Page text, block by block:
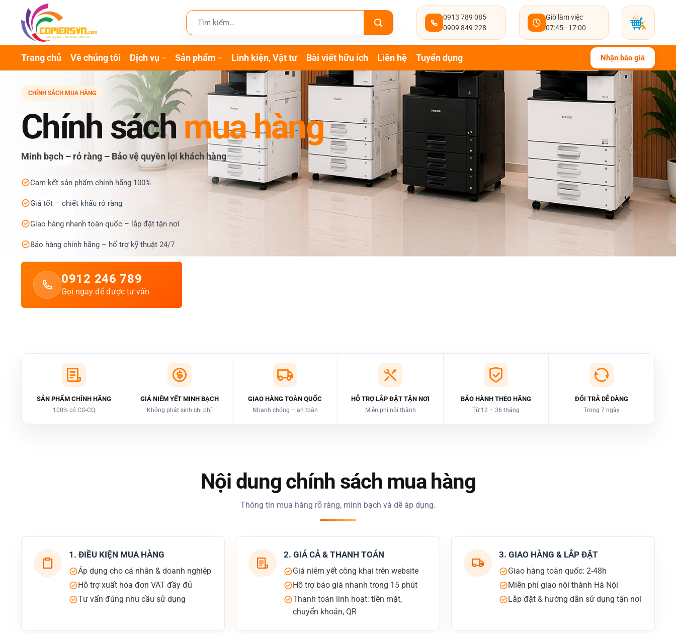
dung
Tìm
kiếm:
0913 789 085
0909 849 228
Giờ làm việc
07:45 - 17:00
Trang chủ Về chúng tôi Dịch vụ Sản phẩm Linh kiện, Vật tư Bài viết hữu ích Liên hệ Tuyển dụng Nhận báo giá
CHÍNH SÁCH MUA HÀNG
Chính sáchmua hàng
Minh bạch – rỏ ràng – Bảo vệ quyền lợi khách hàng
Cam kết sản phẩm chính hãng 100%
Giá tốt – chiết khấu rỏ ràng
Giao hàng nhanh toàn quốc – lắp đặt tận nơi
Bảo hàng chính hãng – hổ trợ kỹ thuật 24/7
0912 246 789
Gọi ngay để được tư vấn
SẢN PHẨM CHÍNH HÃNG
100% có CO-CQ
GIÁ NIÊM YẾT MINH BẠCH
Không phát sinh chi phí
GIAO HÀNG TOÀN QUỐC
Nhanh chóng – an toàn
HỖ TRỢ LẮP ĐẶT TẬN NƠI
Miễn phí nội thành
BẢO HÀNH THEO HÃNG
Từ 12 – 36 tháng
ĐỔI TRẢ DỄ DÀNG
Trong 7 ngày
Nội dung chính sách mua hàng
Thông tin mua hàng rõ ràng, minh bạch và dễ áp dụng.
1. ĐIỀU KIỆN MUA HÀNG
Áp dụng cho cá nhân & doanh nghiệp
Hỗ trợ xuất hóa đơn VAT đầy đủ
Tư vấn đúng nhu cầu sử dụng
2. GIÁ CẢ & THANH TOÁN
Giá niêm yết công khai trên website
Hỗ trợ báo giá nhanh trong 15 phút
Thanh toán linh hoạt: tiền mặt,
chuyển khoản, QR
3. GIAO HÀNG & LẮP ĐẶT
Giao hàng toàn quốc: 2-48h
Miễn phí giao nội thành Hà Nội
Lắp đặt & hướng dẫn sử dụng tận nơi